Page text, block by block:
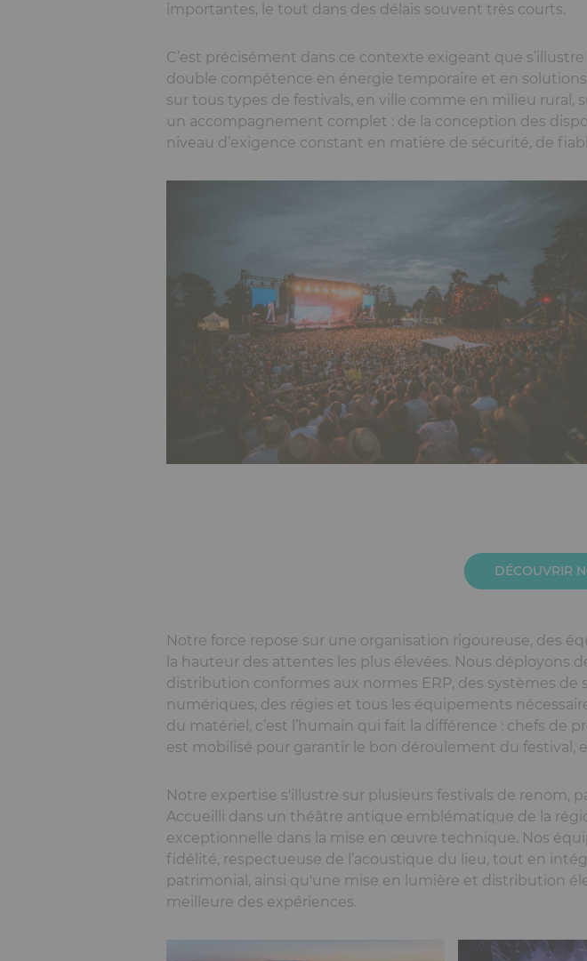
importantes, le tout dans des délais souvent très courts.
C’est précisément dans ce contexte exigeant que s’illustre
double compétence en énergie temporaire et en
sur tous types de festivals, en ville comme en milieu rural,
un accompagnement complet : de la conception des
niveau d’exigence constant en matière de sécurité, de
DÉCOUVRIR
Notre force repose sur une organisation rigoureuse, des
la hauteur des attentes les plus élevées. Nous déployons
distribution conformes aux normes ERP, des systèmes
numériques, des régies et tous les équipements
du matériel, c’est l’humain qui fait la différence : chefs de
est mobilisé pour garantir le bon déroulement du
Notre expertise s'illustre sur plusieurs festivals de renom,
Accueilli dans un théâtre antique emblématique de la
exceptionnelle dans la mise en œuvre technique. Nos
fidélité, respectueuse de l’acoustique du lieu, tout en
patrimonial, ainsi qu'une mise en lumière et distribution
meilleure des expériences.